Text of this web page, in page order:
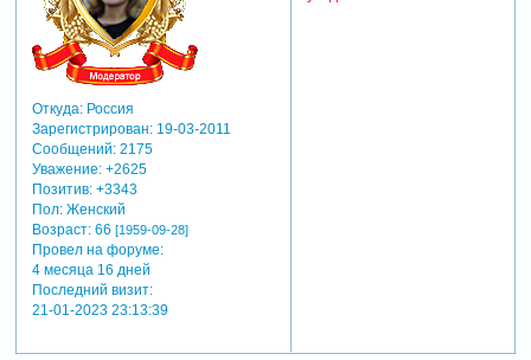
Откуда:Россия
Зарегистрирован: 19-03-2011
Сообщений:2175
Уважение: +2625
Позитив: +3343
Пол:Женский
Возраст:66 [1959-09-28]
Провел на форуме:
4 месяца 16 дней
Последний визит:
21-01-2023 23:13:39